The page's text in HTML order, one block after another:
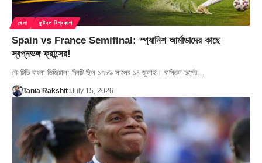
খেলা ফুটবল বিশ্বকাপ
Spain vs France Semifinal: স্প্যানিশ আর্মাডাদের কাছে
স্বপ্নভঙ্গ ফ্রান্সের!
কে টিভি বাংলা ডিজিটাল: দিনটি ছিল ১৭৮৯ সালের ১৪ জুলাই। বাস্তিল দুর্গের…
Tania Rakshit July 15, 2026